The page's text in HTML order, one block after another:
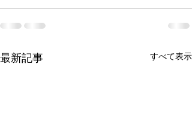
最新記事 すべて表示